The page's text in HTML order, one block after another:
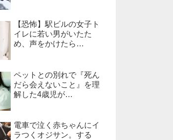
【恐怖】駅ビルの女子ト
イレに若い男がいたた
め、声をかけたら…
ペットとの別れで『死ん
だら会えないこと』を理
解した4歳児が…
電車で泣く赤ちゃんにイ
ラつくオジサン。する